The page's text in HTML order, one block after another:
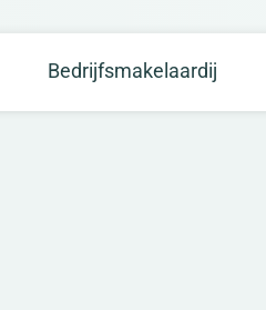
Bedrijfsmakelaardij